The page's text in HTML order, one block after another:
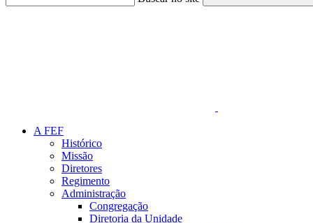
A FEF
Histórico
Missão
Diretores
Regimento
Administração
Congregação
Diretoria da Unidade